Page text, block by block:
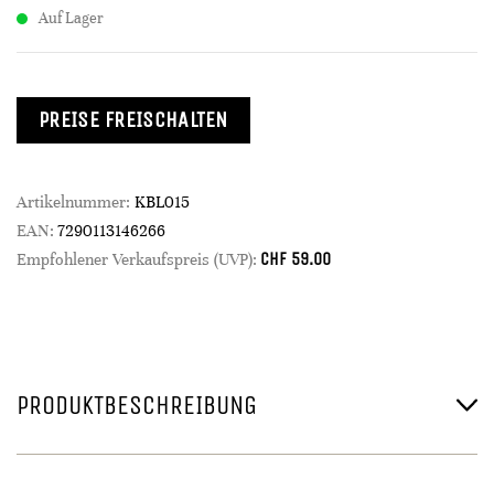
Auf Lager
PREISE FREISCHALTEN
Artikelnummer: KBL015
EAN: 7290113146266
Empfohlener Verkaufspreis (UVP): CHF 59.00
PRODUKTBESCHREIBUNG